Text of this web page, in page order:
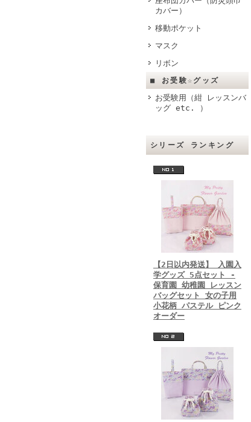
カバー）
移動ポケット
マスク
リボン
■ お受験☆グッズ
お受験用（紺 レッスンバ
ッグ etc. ）
シリーズ ランキング
【2日以内発送】 入園入
学グッズ 5点セット -
保育園 幼稚園 レッスン
バッグセット 女の子用
小花柄 パステル ピンク
オーダー